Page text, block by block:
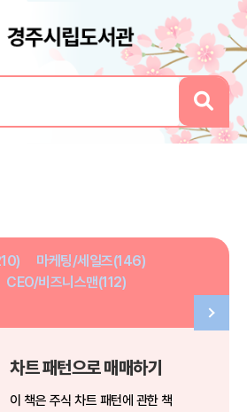
마케팅/세일즈(146)
CEO/비즈니스맨(112)
패턴으로 매매하기
은 주식 차트 패턴에 관한 책